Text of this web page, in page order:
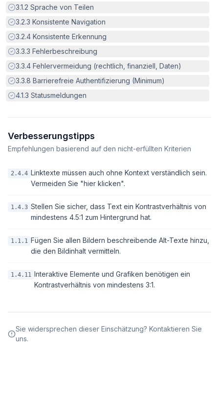
Erfüllt:
3.1.2 Sprache von Teilen
Erfüllt:
3.2.3 Konsistente Navigation
Erfüllt:
3.2.4 Konsistente Erkennung
Erfüllt:
3.3.3 Fehlerbeschreibung
Erfüllt:
3.3.4 Fehlervermeidung (rechtlich, finanziell, Daten)
Erfüllt:
3.3.8 Barrierefreie Authentifizierung (Minimum)
Erfüllt:
4.1.3 Statusmeldungen
Verbesserungstipps
Empfehlungen basierend auf den nicht-erfüllten Kriterien
2.4.4 Linktexte müssen auch ohne Kontext verständlich sein.
Vermeiden Sie "hier klicken".
1.4.3 Stellen Sie sicher, dass Text ein Kontrastverhältnis von
mindestens 4.5:1 zum Hintergrund hat.
1.1.1 Fügen Sie allen Bildern beschreibende Alt-Texte hinzu,
die den Bildinhalt vermitteln.
1.4.11 Interaktive Elemente und Grafiken benötigen ein
Kontrastverhältnis von mindestens 3:1.
Sie widersprechen dieser Einschätzung? Kontaktieren Sie
uns.